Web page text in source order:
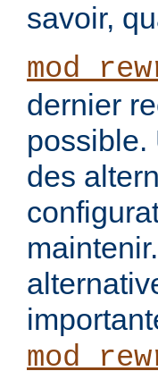
savoir,
dernier
possible.
des